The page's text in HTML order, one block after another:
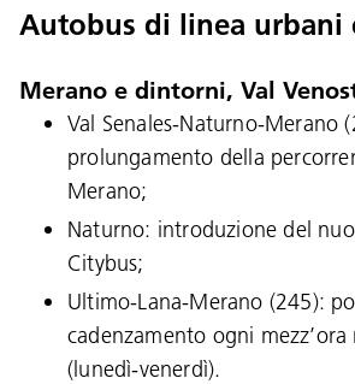
Autobus di linea urbani
Merano e dintorni, Val
Val Senales-Naturno-Merano
prolungamento della
Merano;
Naturno: introduzione del
Citybus;
Ultimo-Lana-Merano (245):
cadenzamento ogni
(lunedì-venerdì).